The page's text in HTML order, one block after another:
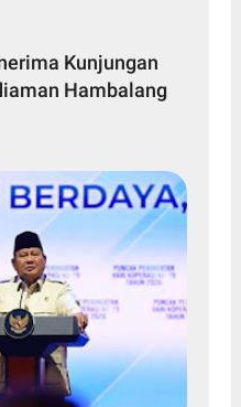
Kunjungan
Hambalang